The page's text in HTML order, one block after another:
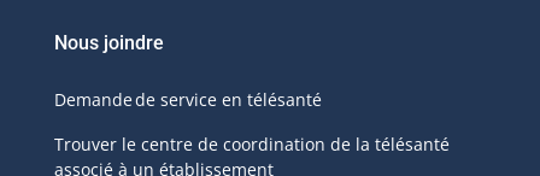
Nous joindre
Demande de service en télésanté
Trouver le centre de coordination de la télésanté
associé à un établissement